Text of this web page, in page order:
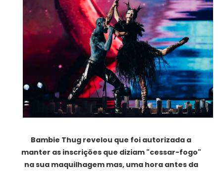
Bambie Thug revelou que foi autorizada a
manter as inscrições que diziam "cessar-fogo"
na sua maquilhagem mas, uma hora antes da